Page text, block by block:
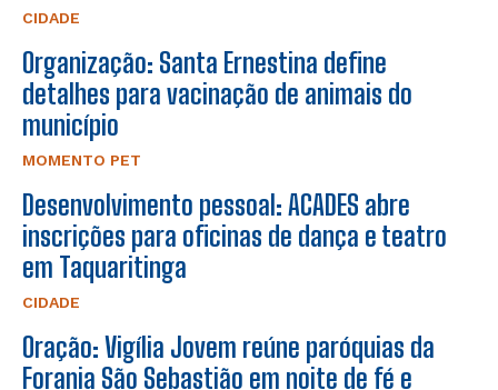
CIDADE
Organização: Santa Ernestina define
detalhes para vacinação de animais do
município
MOMENTO PET
Desenvolvimento pessoal: ACADES abre
inscrições para oficinas de dança e teatro
em Taquaritinga
CIDADE
Oração: Vigília Jovem reúne paróquias da
Forania São Sebastião em noite de fé e